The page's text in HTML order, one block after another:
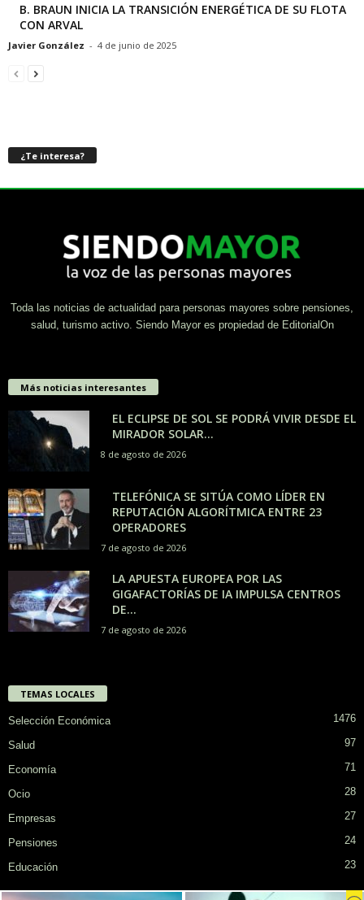
B. BRAUN INICIA LA TRANSICIÓN ENERGÉTICA DE SU FLOTA
CON ARVAL
Javier González - 4 de junio de 2025
¿Te interesa?
Toda las noticias de actualidad para personas mayores sobre pensiones,
salud, turismo activo. Siendo Mayor es propiedad de EditorialOn
Más noticias interesantes
EL ECLIPSE DE SOL SE PODRÁ VIVIR DESDE EL
MIRADOR SOLAR...
8 de agosto de 2026
TELEFÓNICA SE SITÚA COMO LÍDER EN
REPUTACIÓN ALGORÍTMICA ENTRE 23
OPERADORES
7 de agosto de 2026
LA APUESTA EUROPEA POR LAS
GIGAFACTORÍAS DE IA IMPULSA CENTROS
DE...
7 de agosto de 2026
TEMAS LOCALES
Selección Económica 1476
Salud 97
Economía 71
Ocio 28
Empresas 27
Pensiones 24
Educación 23